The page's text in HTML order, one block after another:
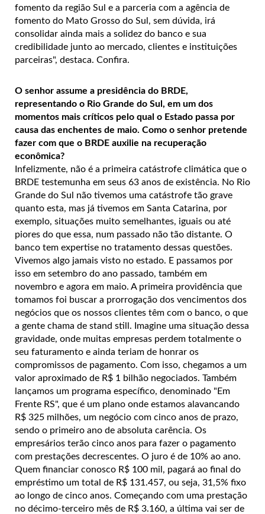
fomento da região Sul e a parceria com a agência de
fomento do Mato Grosso do Sul, sem dúvida, irá
consolidar ainda mais a solidez do banco e sua
credibilidade junto ao mercado, clientes e instituições
parceiras", destaca. Confira.
O senhor assume a presidência do BRDE,
representando o Rio Grande do Sul, em um dos
momentos mais críticos pelo qual o Estado passa por
causa das enchentes de maio. Como o senhor pretende
fazer com que o BRDE auxilie na recuperação
econômica?
Infelizmente, não é a primeira catástrofe climática que o
BRDE testemunha em seus 63 anos de existência. No Rio
Grande do Sul não tivemos uma catástrofe tão grave
quanto esta, mas já tivemos em Santa Catarina, por
exemplo, situações muito semelhantes, iguais ou até
piores do que essa, num passado não tão distante. O
banco tem expertise no tratamento dessas questões.
Vivemos algo jamais visto no estado. E passamos por
isso em setembro do ano passado, também em
novembro e agora em maio. A primeira providência que
tomamos foi buscar a prorrogação dos vencimentos dos
negócios que os nossos clientes têm com o banco, o que
a gente chama de stand still. Imagine uma situação dessa
gravidade, onde muitas empresas perdem totalmente o
seu faturamento e ainda teriam de honrar os
compromissos de pagamento. Com isso, chegamos a um
valor aproximado de R$ 1 bilhão negociados. Também
lançamos um programa específico, denominado "Em
Frente RS", que é um plano onde estamos alavancando
R$ 325 milhões, um negócio com cinco anos de prazo,
sendo o primeiro ano de absoluta carência. Os
empresários terão cinco anos para fazer o pagamento
com prestações decrescentes. O juro é de 10% ao ano.
Quem financiar conosco R$ 100 mil, pagará ao final do
empréstimo um total de R$ 131.457, ou seja, 31,5% fixo
ao longo de cinco anos. Começando com uma prestação
no décimo-terceiro mês de R$ 3.160, a última vai ser de